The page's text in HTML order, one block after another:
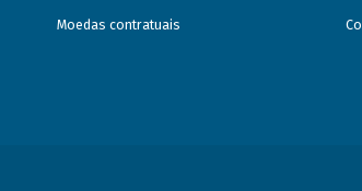
Moedas contratuais